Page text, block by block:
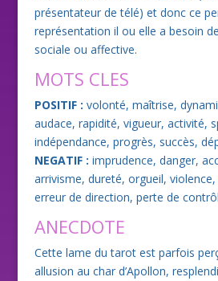
présentateur de télé) et donc ce
représentation il ou elle a besoin
sociale ou affective.
MOTS CLES
POSITIF : volonté, maîtrise,
audace, rapidité, vigueur, activité,
indépendance, progrès, succès,
NEGATIF : imprudence, danger,
arrivisme, dureté, orgueil,
erreur de direction, perte de
ANECDOTE
Cette lame du tarot est parfois
allusion au char d’Apollon,